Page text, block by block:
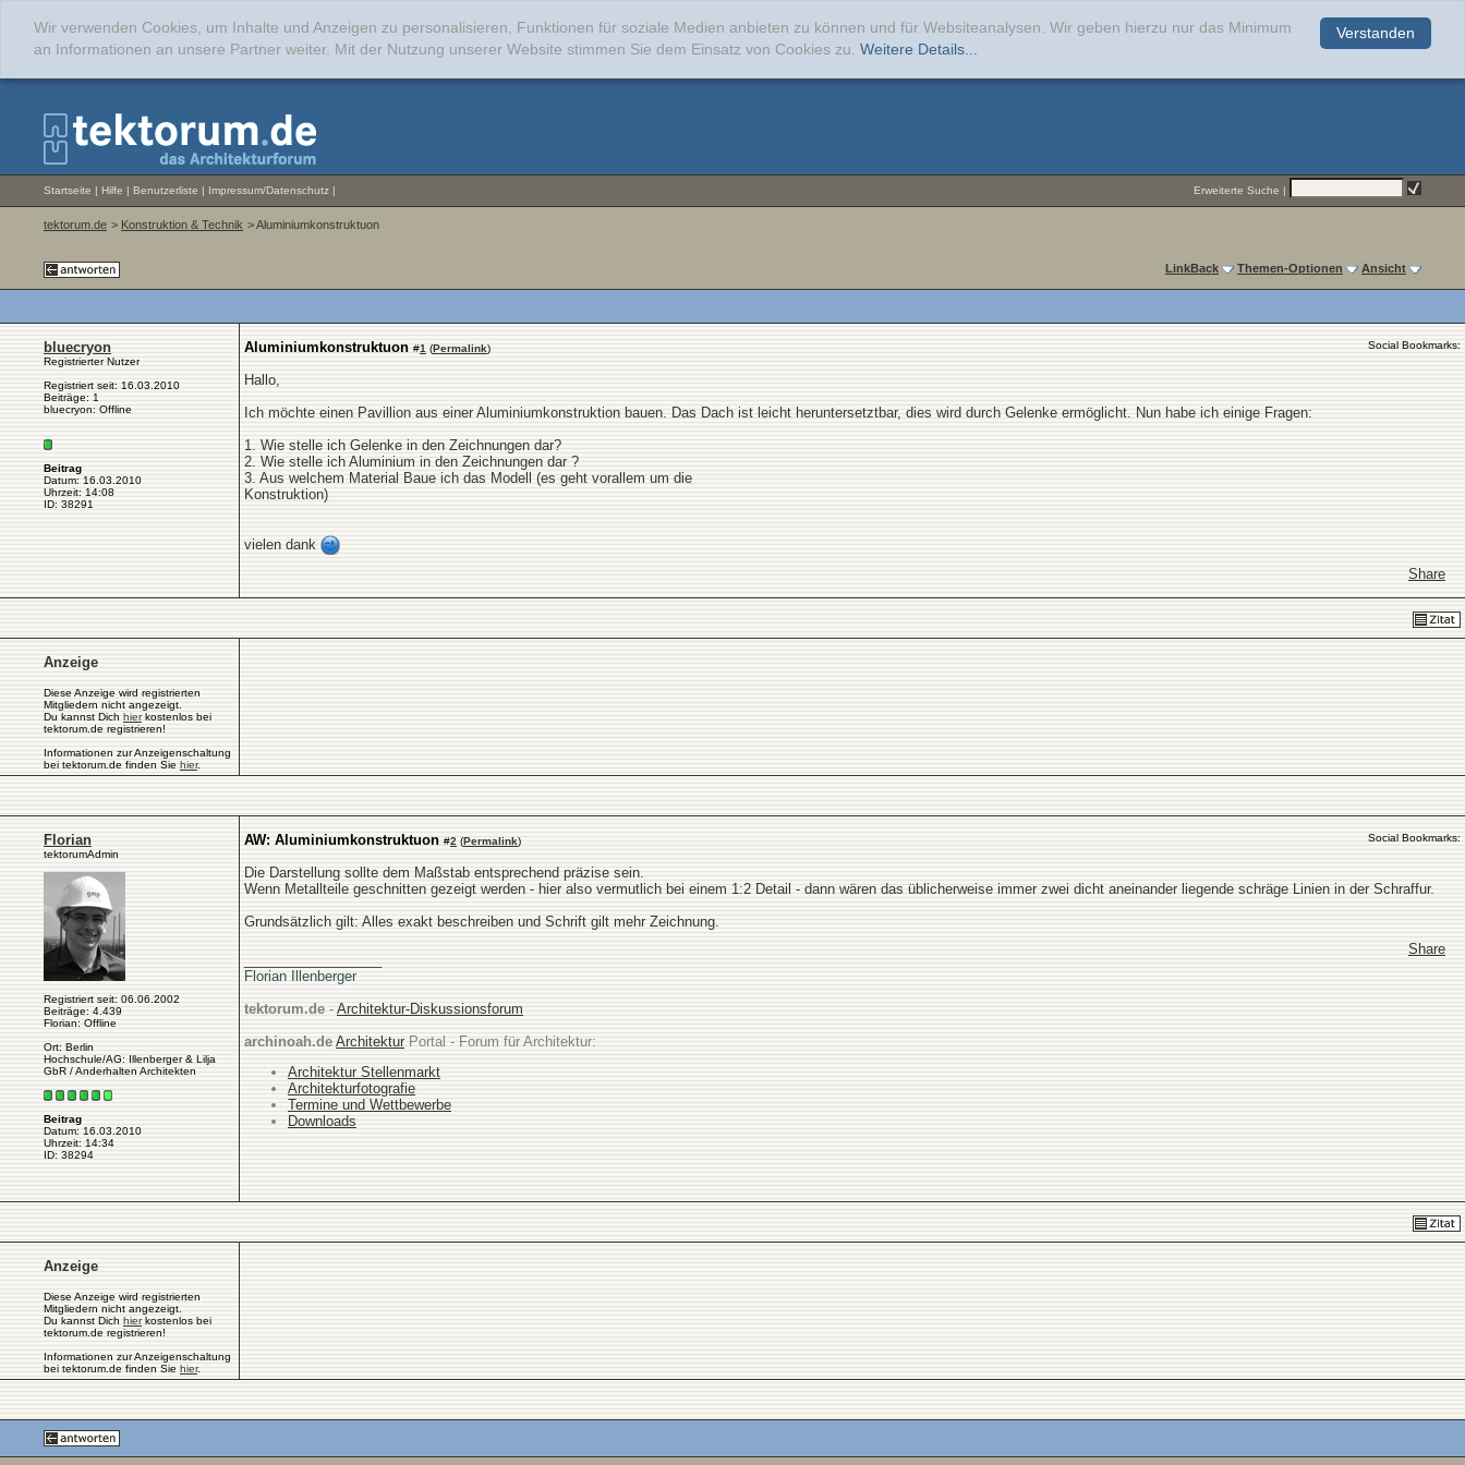
Verstanden
Wir verwenden Cookies, um Inhalte und Anzeigen zu personalisieren, Funktionen für soziale Medien anbieten zu können und für Websiteanalysen. Wir geben hierzu nur das Minimum
an Informationen an unsere Partner weiter. Mit der Nutzung unserer Website stimmen Sie dem Einsatz von Cookies zu. Weitere Details...
Startseite | Hilfe | Benutzerliste | Impressum/Datenschutz | Erweiterte Suche |
tektorum.de > Konstruktion & Technik > Aluminiumkonstruktuon
LinkBack Themen-Optionen Ansicht
bluecryon
Registrierter Nutzer
Registriert seit: 16.03.2010
Beiträge: 1
bluecryon: Offline
Beitrag
Datum: 16.03.2010
Uhrzeit: 14:08
ID: 38291
Aluminiumkonstruktuon #1 (Permalink) Social Bookmarks:
Hallo,
Ich möchte einen Pavillion aus einer Aluminiumkonstruktion bauen. Das Dach ist leicht heruntersetztbar, dies wird durch Gelenke ermöglicht. Nun habe ich einige Fragen:
1. Wie stelle ich Gelenke in den Zeichnungen dar?
2. Wie stelle ich Aluminium in den Zeichnungen dar ?
3. Aus welchem Material Baue ich das Modell (es geht vorallem um die
Konstruktion)
vielen dank
Share
Anzeige
Diese Anzeige wird registrierten
Mitgliedern nicht angezeigt.
Du kannst Dich hierkostenlos bei
tektorum.de registrieren!
Informationen zur Anzeigenschaltung
bei tektorum.de finden Sie hier.
Florian
tektorumAdmin
Registriert seit: 06.06.2002
Beiträge: 4.439
Florian: Offline
Ort: Berlin
Hochschule/AG: Illenberger & Lilja
GbR / Anderhalten Architekten
Beitrag
Datum: 16.03.2010
Uhrzeit: 14:34
ID: 38294
AW: Aluminiumkonstruktuon #2 (Permalink) Social Bookmarks:
Die Darstellung sollte dem Maßstab entsprechend präzise sein.
Wenn Metallteile geschnitten gezeigt werden - hier also vermutlich bei einem 1:2 Detail - dann wären das üblicherweise immer zwei dicht aneinander liegende schräge Linien in der Schraffur.
Grundsätzlich gilt: Alles exakt beschreiben und Schrift gilt mehr Zeichnung.
Share
Florian Illenberger
tektorum.de - Architektur-Diskussionsforum
archinoah.de Architektur Portal - Forum für Architektur:
Architektur Stellenmarkt
Architekturfotografie
Termine und Wettbewerbe
Downloads
Anzeige
Diese Anzeige wird registrierten
Mitgliedern nicht angezeigt.
Du kannst Dich hierkostenlos bei
tektorum.de registrieren!
Informationen zur Anzeigenschaltung
bei tektorum.de finden Sie hier.